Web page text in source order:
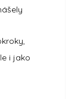
i jako